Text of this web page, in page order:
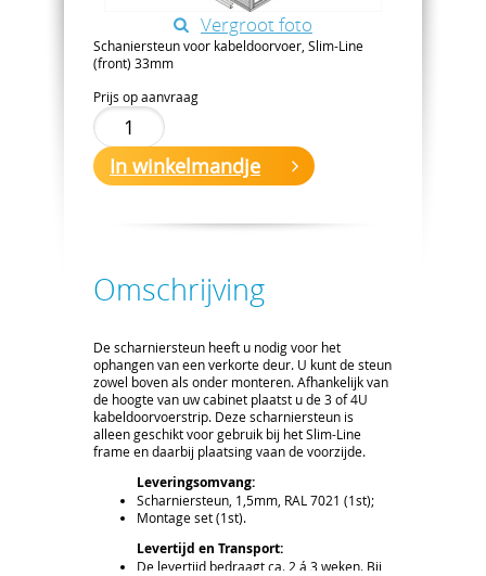
Vergroot foto
Schaniersteun voor kabeldoorvoer, Slim-Line
(front) 33mm
Prijs op aanvraag
In winkelmandje
Omschrijving
De scharniersteun heeft u nodig voor het
ophangen van een verkorte deur. U kunt de steun
zowel boven als onder monteren. Afhankelijk van
de hoogte van uw cabinet plaatst u de 3 of 4U
kabeldoorvoerstrip. Deze scharniersteun is
alleen geschikt voor gebruik bij het Slim-Line
frame en daarbij plaatsing vaan de voorzijde.
Leveringsomvang:
Scharniersteun, 1,5mm, RAL 7021 (1st);
Montage set (1st).
Levertijd en Transport:
De levertijd bedraagt ca. 2 á 3 weken. Bij